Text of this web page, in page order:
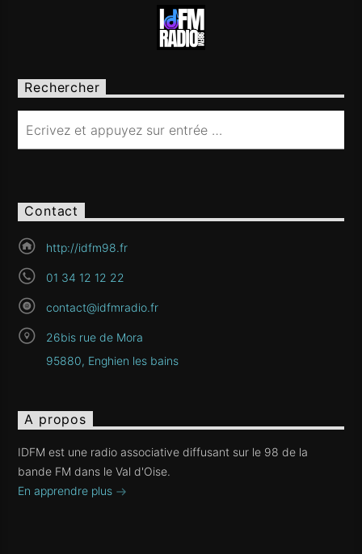
Rechercher
Contact
http://idfm98.fr
01 34 12 12 22
contact@idfmradio.fr
26bis rue de Mora
95880, Enghien les bains
A propos
IDFM est une radio associative diffusant sur le 98 de la
bande FM dans le Val d'Oise.
En apprendre plus